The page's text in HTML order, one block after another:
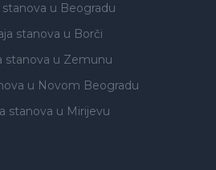
stanova u Beogradu
stanova u Borči
stanova u Zemunu
u Novom Beogradu
stanova u Mirijevu